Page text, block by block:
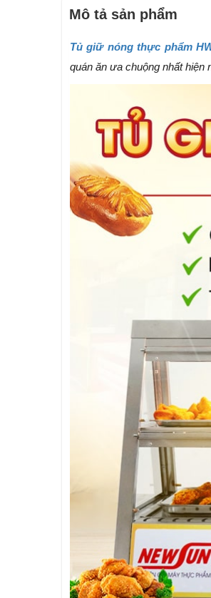
Mô tả sản phẩm
Tủ giữ nóng thực phẩm
quán ăn ưa chuộng nhất hiện